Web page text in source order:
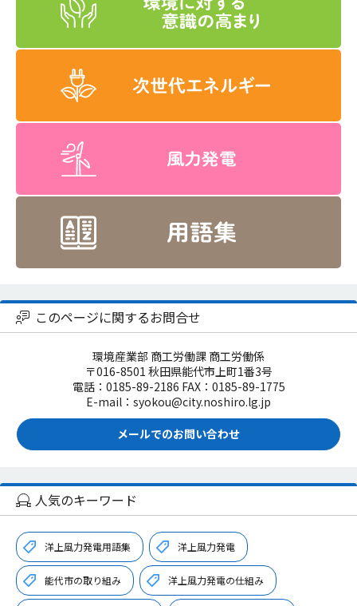
このページに関するお問合せ
環境産業部 商工労働課 商工労働係
〒016-8501 秋田県能代市上町1番3号
電話：0185-89-2186 FAX：0185-89-1775
E-mail：syokou@city.noshiro.lg.jp
メールでのお問い合わせ
人気のキーワード
洋上風力発電用語集 洋上風力発電
能代市の取り組み 洋上風力発電の仕組み